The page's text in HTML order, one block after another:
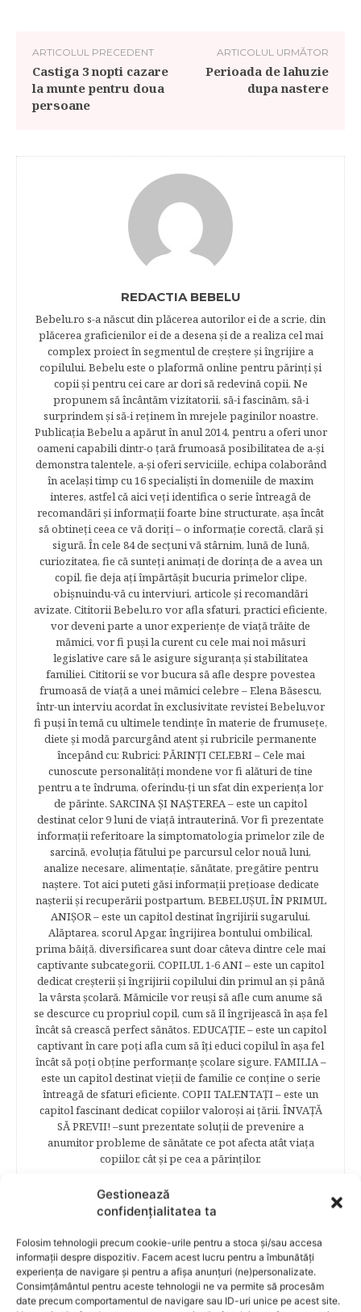
Gestionează
confidențialitatea ta
Folosim tehnologii precum cookie-urile pentru a stoca și/sau accesa
informații despre dispozitiv. Facem acest lucru pentru a îmbunătăți
experiența de navigare și pentru a afișa anunțuri (ne)personalizate.
Consimțământul pentru aceste tehnologii ne va permite să procesăm
date precum comportamentul de navigare sau ID-uri unice pe acest site.
ARTICOLUL PRECEDENT
Castiga 3 nopti cazare
la munte pentru doua
persoane
ARTICOLUL URMĂTOR
Perioada de lahuzie
dupa nastere
REDACTIA BEBELU
Bebelu.ro s-a născut din plăcerea autorilor ei de a scrie, din
plăcerea graficienilor ei de a desena şi de a realiza cel mai
complex proiect în segmentul de creştere şi îngrijire a
copilului. Bebelu este o plaformă online pentru părinţi şi
copii şi pentru cei care ar dori să redevină copii. Ne
propunem să încântăm vizitatorii, să-i fascinăm, să-i
surprindem şi să-i reţinem în mrejele paginilor noastre.​
Publicația Bebelu a apărut în anul 2014, pentru a oferi unor
oameni capabili dintr-o ţară frumoasă posibilitatea de a-şi
demonstra talentele, a-şi oferi serviciile, echipa colaborând
în acelaşi timp cu 16 specialişti în domeniile de maxim
interes, astfel că aici veţi identifica o serie întreagă de
recomandări şi informaţii foarte bine structurate, aşa încât
să obtineţi ceea ce vă doriţi – o informaţie corectă, clară şi
sigură. În cele 84 de secțuni vă stârnim, lună de lună,
curiozitatea, fie că sunteţi animaţi de dorinţa de a avea un
copil, fie deja aţi împărtăşit bucuria primelor clipe,
obişnuindu-vă cu interviuri, articole şi recomandări
avizate. Cititorii Bebelu.ro vor afla sfaturi, practici eficiente,
vor deveni parte a unor experienţe de viaţă trăite de
mămici, vor fi puşi la curent cu cele mai noi măsuri
legislative care să le asigure siguranţa şi stabilitatea
familiei. Cititorii se vor bucura să afle despre povestea
frumoasă de viață a unei mămici celebre – Elena Băsescu,
într-un interviu acordat în exclusivitate revistei Bebelu,vor
fi puşi în temă cu ultimele tendinţe în materie de frumuseţe,
diete şi modă parcurgând atent şi rubricile permanente
începând cu: Rubrici: PĂRINŢI CELEBRI – Cele mai
cunoscute personalităţi mondene vor fi alături de tine
pentru a te îndruma, oferindu-ţi un sfat din experienţa lor
de părinte. SARCINA ŞI NAŞTEREA – este un capitol
destinat celor 9 luni de viaţă intrauterină. Vor fi prezentate
informaţii referitoare la simptomatologia primelor zile de
sarcină, evoluţia fătului pe parcursul celor nouă luni,
analize necesare, alimentaţie, sănătate, pregătire pentru
naştere. Tot aici puteti găsi informaţii preţioase dedicate
naşterii şi recuperării postpartum. BEBELUŞUL ÎN PRIMUL
ANIŞOR – este un capitol destinat îngrijirii sugarului.
Alăptarea, scorul Apgar, îngrijirea bontului ombilical,
prima băiţă, diversificarea sunt doar câteva dintre cele mai
captivante subcategorii. COPILUL 1-6 ANI – este un capitol
dedicat creşterii şi îngrijirii copilului din primul an şi până
la vârsta şcolară. Mămicile vor reuşi să afle cum anume să
se descurce cu propriul copil, cum să îl îngrijească în aşa fel
încât să crească perfect sănătos. EDUCAŢIE – este un capitol
captivant în care poţi afla cum să îţi educi copilul în aşa fel
încât să poţi obţine performanţe şcolare sigure. FAMILIA –
este un capitol destinat vieţii de familie ce conţine o serie
întreagă de sfaturi eficiente. COPII TALENTAŢI – este un
capitol fascinant dedicat copiilor valoroși ai țării. ÎNVAŢĂ
SĂ PREVII! –sunt prezentate soluţii de prevenire a
anumitor probleme de sănătate ce pot afecta atât viaţa
copiilor, cât şi pe cea a părinţilor.